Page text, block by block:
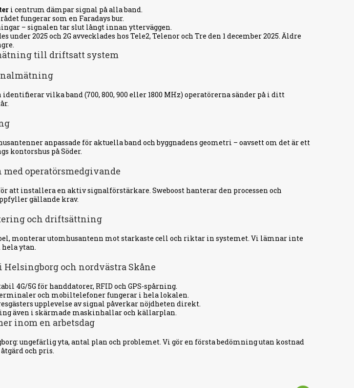
i centrum dämpar signal på alla band.
fungerar som en Faradays bur.
– signalen tar slut långt innan ytterväggen.
under 2025 och 2G avvecklades hos Tele2, Telenor och Tre den 1 december 2025. Äldre
till driftsatt system
vilka band (700, 800, 900 eller 1800 MHz) operatörerna sänder på i ditt
anpassade för aktuella band och byggnadens geometri – oavsett om det är ett
kontorshus på Söder.
operatörsmedgivande
att installera en aktiv signalförstärkare. Sweboost hanterar den processen och
gällande krav.
och driftsättning
monterar utomhusantenn mot starkaste cell och riktar in systemet. Vi lämnar inte
ytan.
och nordvästra Skåne
4G/5G för handdatorer, RFID och GPS-spårning.
och mobiltelefoner fungerar i hela lokalen.
upplevelse av signal påverkar nöjdheten direkt.
även i skärmade maskinhallar och källarplan.
inom en arbetsdag
ungefärlig yta, antal plan och problemet. Vi gör en första bedömning utan kostnad
och pris.